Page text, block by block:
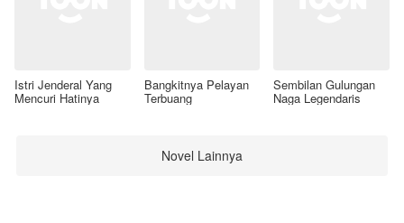
Istri Jenderal Yang
Mencuri Hatinya
Bangkitnya Pelayan
Terbuang
Sembilan Gulungan
Naga Legendaris
Novel Lainnya